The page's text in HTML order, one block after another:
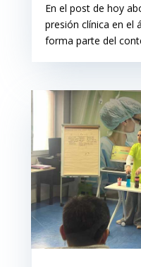
En el post de hoy
presión clínica en el
forma parte del